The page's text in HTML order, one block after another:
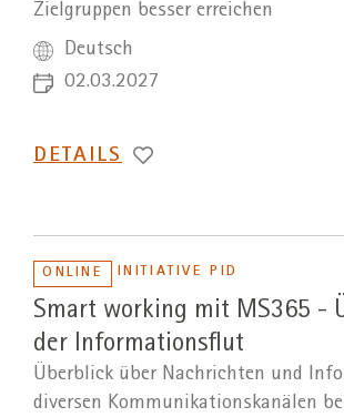
Zielgruppen besser erreichen
Deutsch
02.03.2027
DETAILS
ONLINE INITIATIVE PID
Smart working mit MS365 -
der Informationsflut
Überblick über Nachrichten und
diversen Kommunikationskanälen